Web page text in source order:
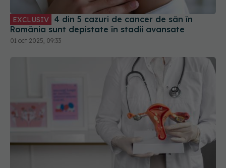
EXCLUSIV
România sunt depistate în stadii avansate
01 oct 2025, 09:33